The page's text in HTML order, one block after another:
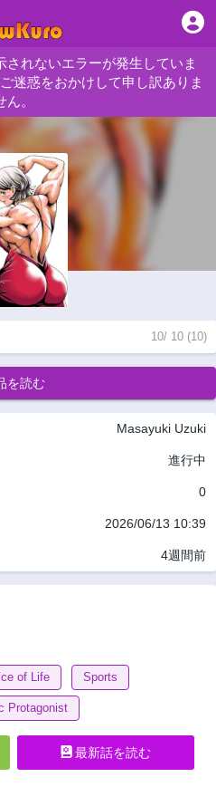
れないエラーが発生していま
迷惑をおかけして申し訳ありま
ん。
10/ 10 (10)
を読む
Masayuki Uzuki
進行中
0
2026/06/13 10:39
4週間前
of Life Sports
Protagonist
最新話を読む